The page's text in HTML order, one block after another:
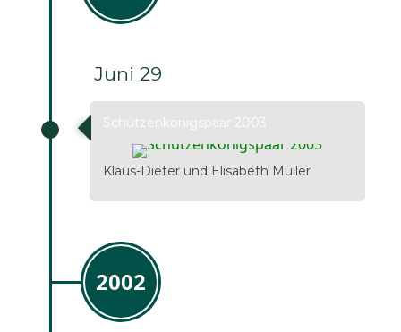
Juni 29
Schützenkönigspaar 2003
Klaus-Dieter und Elisabeth Müller
2002